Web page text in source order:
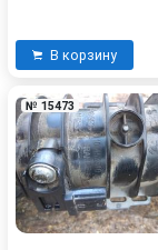
В корзину
№ 15473